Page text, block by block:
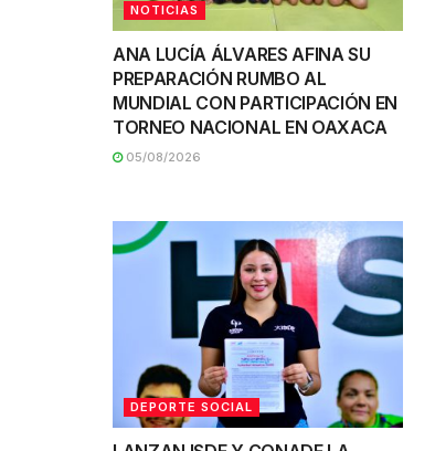
NOTICIAS
ANA LUCÍA ÁLVARES AFINA SU
PREPARACIÓN RUMBO AL
MUNDIAL CON PARTICIPACIÓN EN
TORNEO NACIONAL EN OAXACA
05/08/2026
DEPORTE SOCIAL